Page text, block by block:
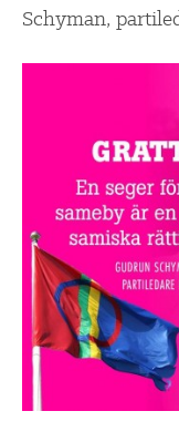
PARTILEDARE
FÖR MEDLEMMAR
NYHETER
SÖK
Schyman,